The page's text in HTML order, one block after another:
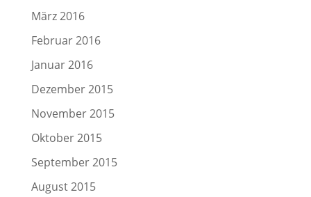
März 2016
Februar 2016
Januar 2016
Dezember 2015
November 2015
Oktober 2015
September 2015
August 2015